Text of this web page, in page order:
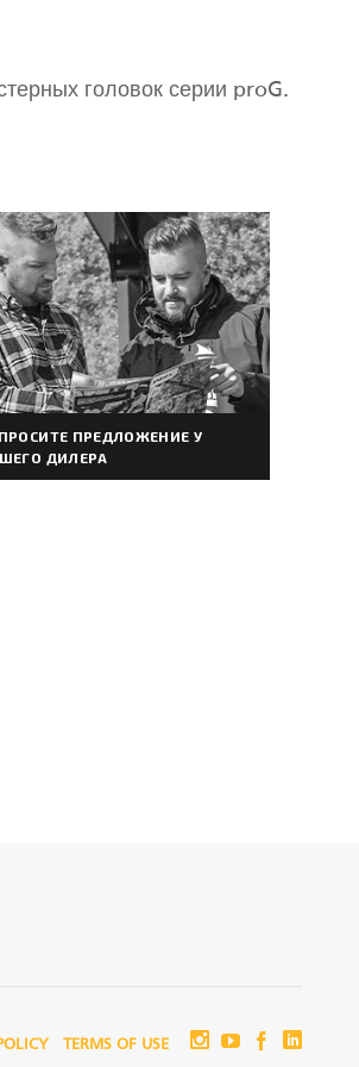
головок серии proG.
ПРЕДЛОЖЕНИЕ У
ДИЛЕРА
TERMS OF USE